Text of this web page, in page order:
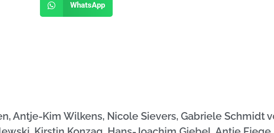
WhatsApp
Antje-Kim Wilkens, Nicole Sievers, Gabriele Schmidt